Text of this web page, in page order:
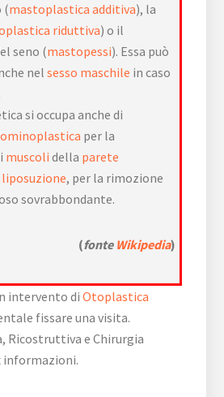
(mastoplastica additiva), la
riduttiva) o il
seno (mastopessi). Essa può
nelsesso maschile in caso
si occupa anche di
per la
muscoli della parete
liposuzione, per la rimozione
sovrabbondante.
(fonte Wikipedia)
intervento diOtoplastica
fissare una visita.
Ricostruttiva e Chirurgia
informazioni.